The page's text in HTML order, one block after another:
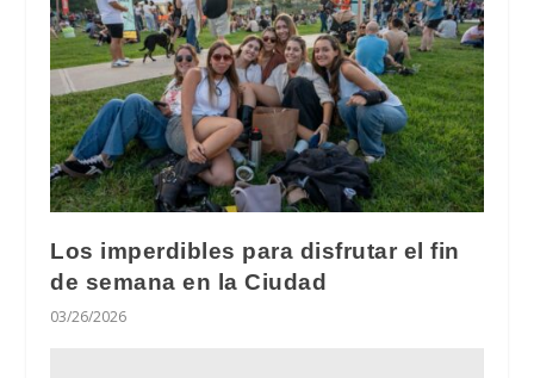
Los imperdibles para disfrutar el fin
de semana en la Ciudad
03/26/2026